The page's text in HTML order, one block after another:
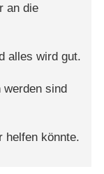
an die
alles wird gut.
werden sind
helfen könnte.